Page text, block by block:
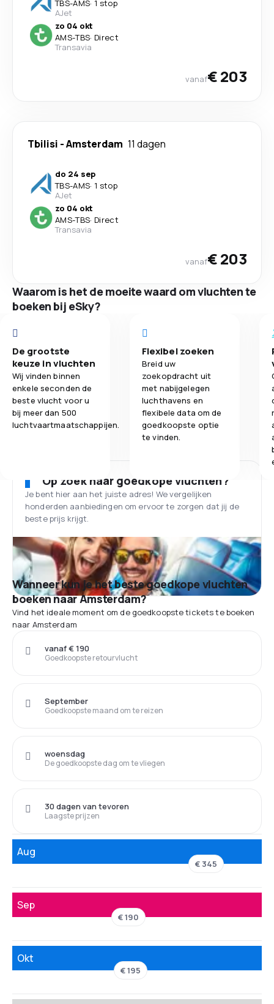
TBS-AMS· 1 stop
AJet
zo 04 okt
AMS-TBS· Direct
Transavia
vanaf€ 203
Tbilisi -Amsterdam 11 dagen
do 24 sep
TBS-AMS· 1 stop
AJet
zo 04 okt
AMS-TBS· Direct
Transavia
vanaf€ 203
Waarom is het de moeite waard om vluchten te
boeken bij eSky?
De grootste
keuze in vluchten
Wij vinden binnen
enkele seconden de
beste vlucht voor u
bij meer dan 500
luchtvaartmaatschappijen.
Flexibel zoeken
Breid uw
zoekopdracht uit
met nabijgelegen
luchthavens en
flexibele data om de
goedkoopste optie
te vinden.
Op zoek naar goedkope vluchten?
Je bent hier aan het juiste adres! We vergelijken
honderden aanbiedingen om ervoor te zorgen dat jij de
beste prijs krijgt.
Wanneer kun je het beste goedkope vluchten
boeken naar Amsterdam?
Vind het ideale moment om de goedkoopste tickets te boeken
naar Amsterdam
Goedkoopste retourvlucht
vanaf € 190
Goedkoopste maand om te reizen
September
De goedkoopste dag om te vliegen
woensdag
Laagste prijzen
30 dagen van tevoren
Aug
€ 345
Sep
€ 190
Okt
€ 195